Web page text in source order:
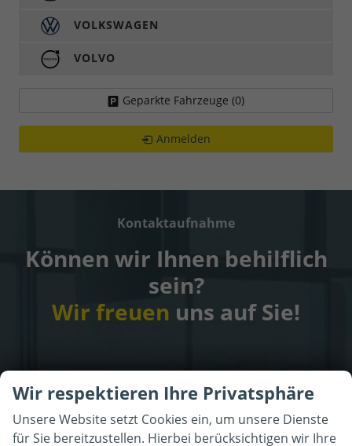
VOLKSWAGEN
VOLVO
Geparkte Fahrzeuge (0)
Anmelden
Kontaktaufnahme
Können wir Ihnen behilflich
sein?
Wir freuen uns auf Sie!
Wir respektieren Ihre Privatsphäre
Unsere Website setzt Cookies ein, um unsere Dienste
für Sie bereitzustellen. Hierbei berücksichtigen wir Ihre